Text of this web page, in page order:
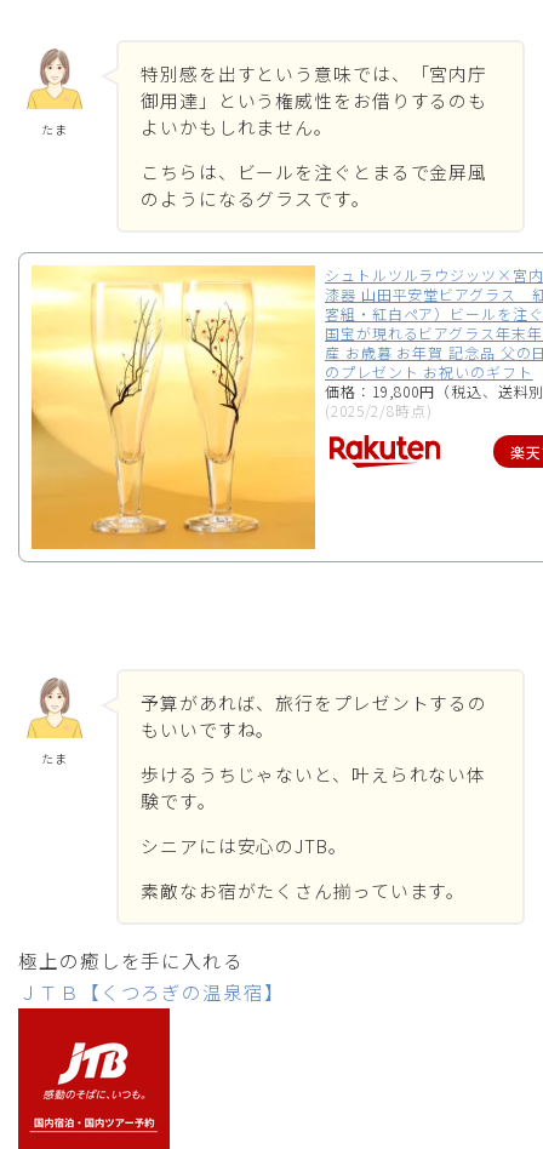
たま
特別感を出すという意味では、「宮内庁
御用達」という権威性をお借りするのも
よいかもしれません。
こちらは、ビールを注ぐとまるで金屏風
のようになるグラスです。
シュトルツルラウジッツ×宮
漆器 山田平安堂ビアグラス
客組・紅白ペア）ビールを注
国宝が現れるビアグラス年末
産 お歳暮 お年賀 記念品 父の
のプレゼント お祝いのギフト
価格：19,800円（税込、送料
(2025/2/8時点)
楽
たま
予算があれば、旅行をプレゼントするの
もいいですね。
歩けるうちじゃないと、叶えられない体
験です。
シニアには安心のJTB。
素敵なお宿がたくさん揃っています。
極上の癒しを手に入れる
ＪＴＢ【くつろぎの温泉宿】